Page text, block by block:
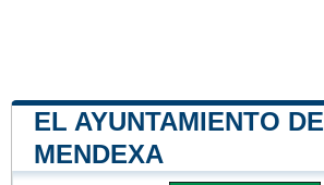
EL AYUNTAMIENTO DE
MENDEXA